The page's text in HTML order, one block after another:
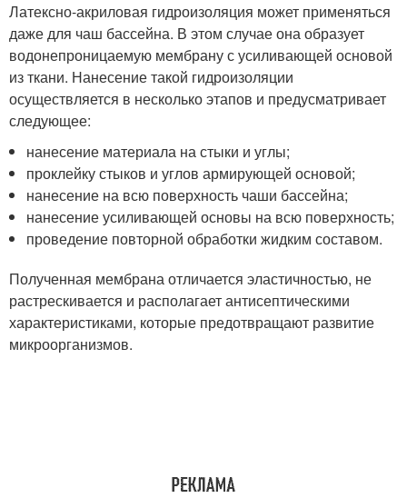
Латексно-акриловая гидроизоляция может применяться
даже для чаш бассейна. В этом случае она образует
водонепроницаемую мембрану с усиливающей основой
из ткани. Нанесение такой гидроизоляции
осуществляется в несколько этапов и предусматривает
следующее:
нанесение материала на стыки и углы;
проклейку стыков и углов армирующей основой;
нанесение на всю поверхность чаши бассейна;
нанесение усиливающей основы на всю поверхность;
проведение повторной обработки жидким составом.
Полученная мембрана отличается эластичностью, не
растрескивается и располагает антисептическими
характеристиками, которые предотвращают развитие
микроорганизмов.